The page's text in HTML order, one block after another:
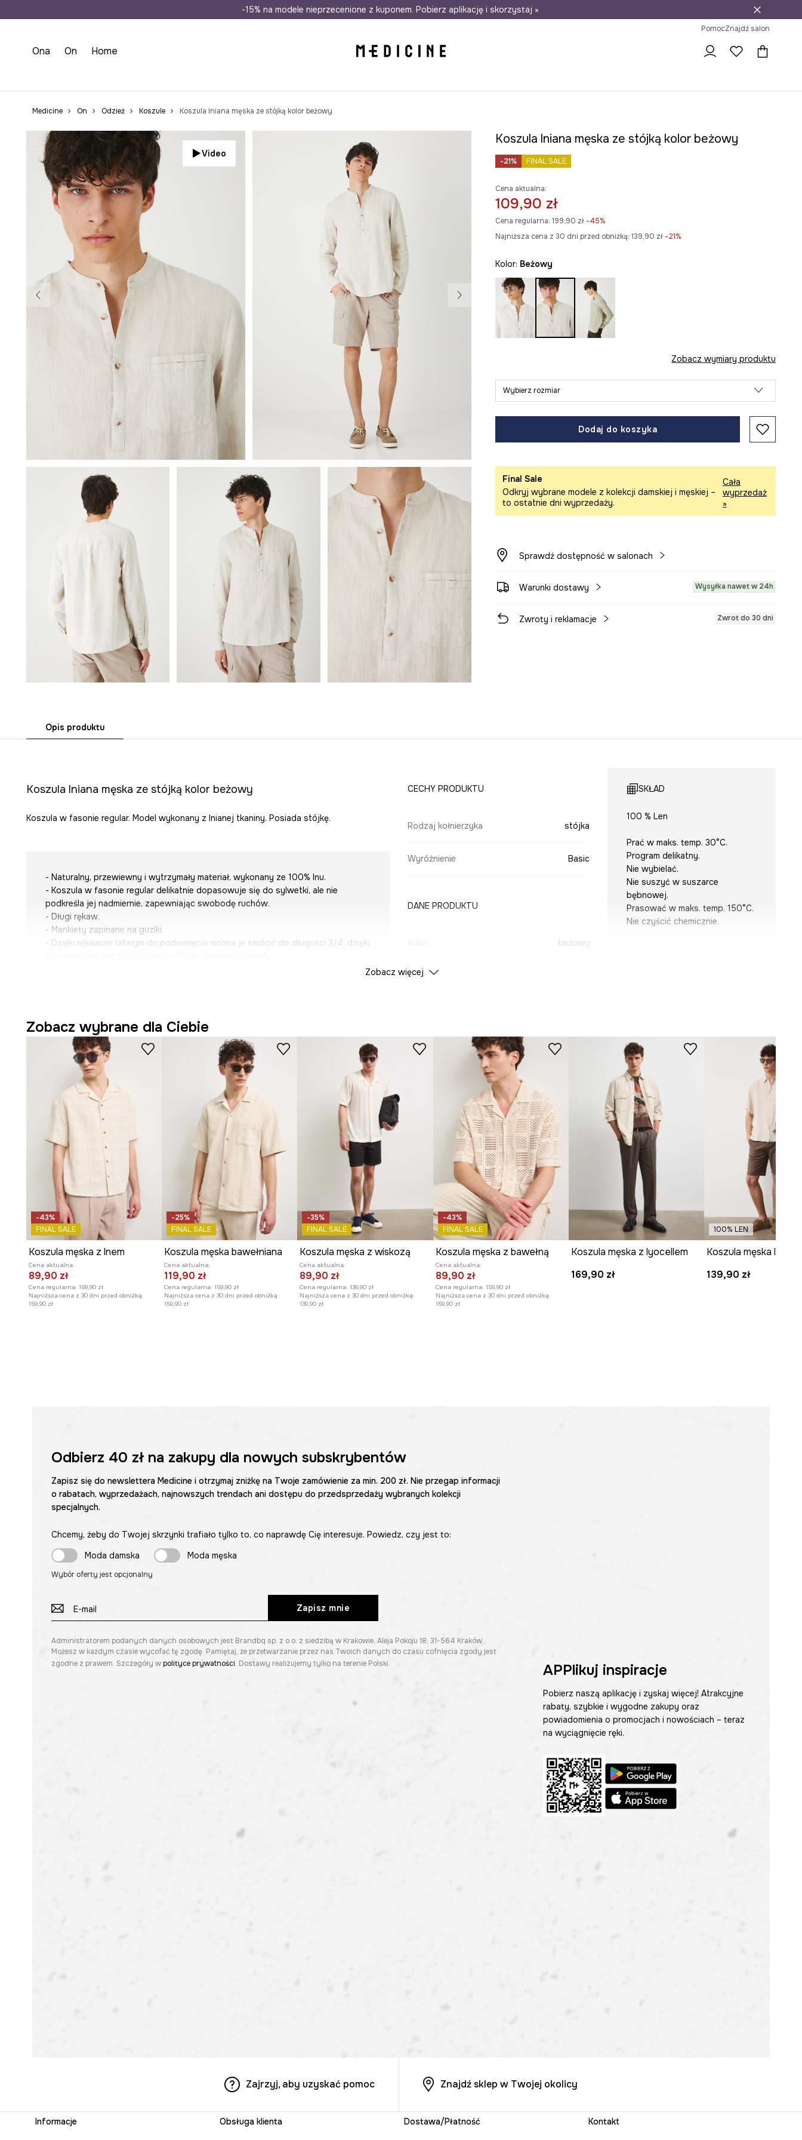
Wysyłka nawet w 24h Darmowa dostawa do salonów 30 dni na zwrot
-15% na modele nieprzecenione z kuponem. Pobierz aplikację i skorzystaj »
PomocZnajdź salon
Ona On Home
Medicine On Odzież Koszule Koszula lniana męska ze stójką kolor beżowy
Video
Koszula lniana męska ze stójką kolor beżowy
-21% FINAL SALE
Cena aktualna:
109,90 zł
Cena regularna: 199,90 zł-45%
Najniższa cena z 30 dni przed obniżką: 139,90 zł -21%
Kolor: beżowy
Zobacz wymiary produktu
Wybierz rozmiar
Dodaj do koszyka
Final Sale
Odkryj wybrane modele z kolekcji damskiej i męskiej –
to ostatnie dni wyprzedaży.
Cała
wyprzedaż
»
Sprawdź dostępność w salonach
Warunki dostawy Wysyłka nawet w 24h
Zwroty i reklamacje Zwrot do 30 dni
Opis produktu
Koszula lniana męska ze stójką kolor beżowy
Koszula w fasonie regular. Model wykonany z lnianej tkaniny. Posiada stójkę.
- Naturalny, przewiewny i wytrzymały materiał, wykonany ze 100% lnu.
- Koszula w fasonie regular delikatnie dopasowuje się do sylwetki, ale nie
podkreśla jej nadmiernie, zapewniając swobodę ruchów.
- Długi rękaw.
- Mankiety zapinane na guziki.
- Dzięki rękawom łatwym do podwinięcia można je skrócić do długości 3/4, dzięki
- Tkanina typu slub o nieregularnej teksturze.
- Długość rękawa: 67 cm.
- Długość: 75,5 cm.
- Szerokość w klatce piersiowej: 55,5 cm.
- Szerokość w barkach: 46 cm.
- Wymiary podane dla rozmiaru: M.
CECHY PRODUKTU
Rodzaj kołnierzyka stójka
Wyróżnienie Basic
DANE PRODUKTU
beżowy
ID Produktu
SKŁAD
100 % Len
Prać w maks. temp. 30°C.
Program delikatny.
Nie wybielać.
Nie suszyć w suszarce
bębnowej.
Prasować w maks. temp. 150°C.
Nie czyścić chemicznie.
Zobacz więcej
Zobacz wybrane dla Ciebie
-43%
FINAL SALE
Koszula męska z lnem
Cena aktualna:
89,90 zł
Cena regularna: 159,90 zł
Najniższa cena z 30 dni przed obniżką:
159,90 zł
-25%
FINAL SALE
Koszula męska bawełniana
Cena aktualna:
119,90 zł
Cena regularna: 159,90 zł
Najniższa cena z 30 dni przed obniżką:
159,90 zł
-35%
FINAL SALE
Koszula męska z wiskozą
Cena aktualna:
89,90 zł
Cena regularna: 139,90 zł
Najniższa cena z 30 dni przed obniżką:
139,90 zł
-43%
FINAL SALE
Koszula męska z bawełną
Cena aktualna:
89,90 zł
Cena regularna: 159,90 zł
Najniższa cena z 30 dni przed obniżką:
159,90 zł
Koszula męska z lyocellem
169,90 zł
100% LEN
Koszula męska lniana
139,90 zł
Odbierz 40 złna zakupy dla nowych subskrybentów
Zapisz się do newslettera Medicine i otrzymaj zniżkę na Twoje zamówienie za min. 200 zł. Nie przegap informacji
o rabatach, wyprzedażach, najnowszych trendach ani dostępu do przedsprzedaży wybranych kolekcji
specjalnych.
Chcemy, żeby do Twojej skrzynki trafiało tylko to, co naprawdę Cię interesuje. Powiedz, czy jest to:
Moda damska
Moda męska
Wybór oferty jest opcjonalny
Zapisz mnie
Administratorem podanych danych osobowych jest Brandbq sp. z o.o. z siedzibą w Krakowie, Aleja Pokoju 18, 31-564 Kraków.
Możesz w każdym czasie wycofać tę zgodę. Pamiętaj, że przetwarzanie przez nas Twoich danych do czasu cofnięcia zgody jest
zgodne z prawem. Szczegóły w polityce prywatności. Dostawy realizujemy tylko na terenie Polski. APPlikuj inspiracje
Pobierz naszą aplikację i zyskaj więcej! Atrakcyjne
rabaty, szybkie i wygodne zakupy oraz
powiadomienia o promocjach i nowościach – teraz
na wyciągnięcie ręki.
Zajrzyj, aby uzyskać pomoc Znajdź sklep w Twojej okolicy
Informacje Obsługa klienta Dostawa/Płatność Kontakt